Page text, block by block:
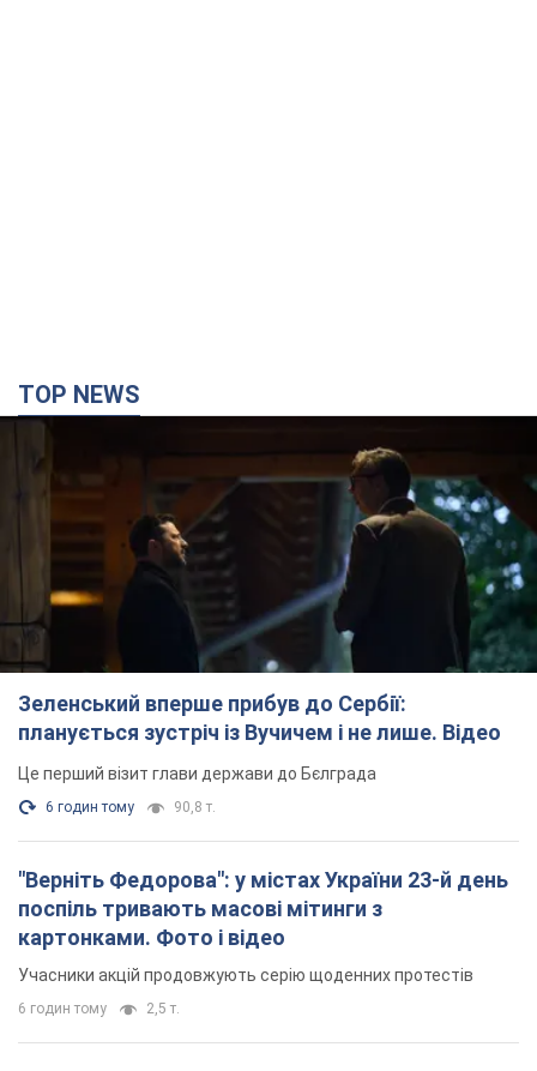
TOP NEWS
Зеленський вперше прибув до Сербії:
планується зустріч із Вучичем і не лише. Відео
Це перший візит глави держави до Бєлграда
6 годин тому 90,8 т.
"Верніть Федорова": у містах України 23-й день
поспіль тривають масові мітинги з
картонками. Фото і відео
Учасники акцій продовжують серію щоденних протестів
6 годин тому 2,5 т.